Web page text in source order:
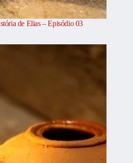
de Elias – Episódio 03